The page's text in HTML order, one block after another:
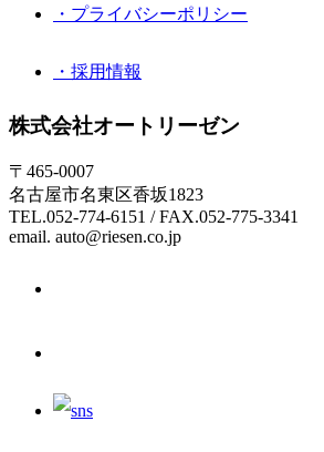
・プライバシーポリシー
・採用情報
株式会社オートリーゼン
〒465-0007
名古屋市名東区香坂1823
TEL.052-774-6151 / FAX.052-775-3341
email. auto@riesen.co.jp